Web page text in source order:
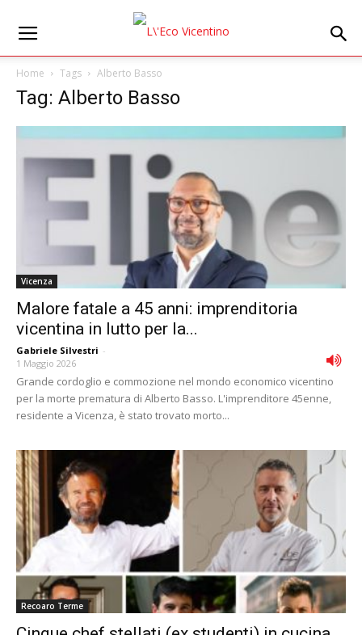
Home Tags Alberto Basso
Tag: Alberto Basso
Vicenza
Malore fatale a 45 anni: imprenditoria
vicentina in lutto per la...
Gabriele Silvestri -
1 Maggio 2026
Grande cordoglio e commozione nel mondo economico vicentino
per la morte prematura di Alberto Basso. L'imprenditore 45enne,
residente a Vicenza, è stato trovato morto...
Recoaro Terme